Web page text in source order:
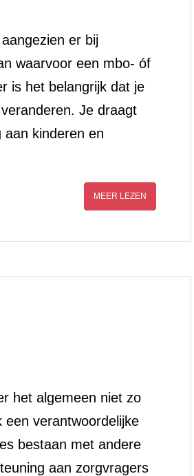
er bij
waarvoor een mbo- óf
is het belangrijk dat je
Je draagt
aan kinderen en
MEER LEZEN
het algemeen niet zo
verantwoordelijke
bestaan met andere
aan zorgvragers